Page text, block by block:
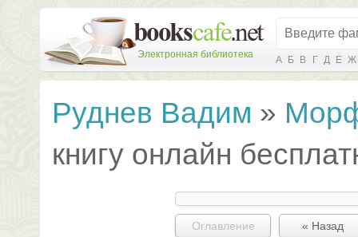
Электронная библиотека А Б В Г Д Е Ж
Руднев Вадим »
книгу онлайн
Оглавление « Назад